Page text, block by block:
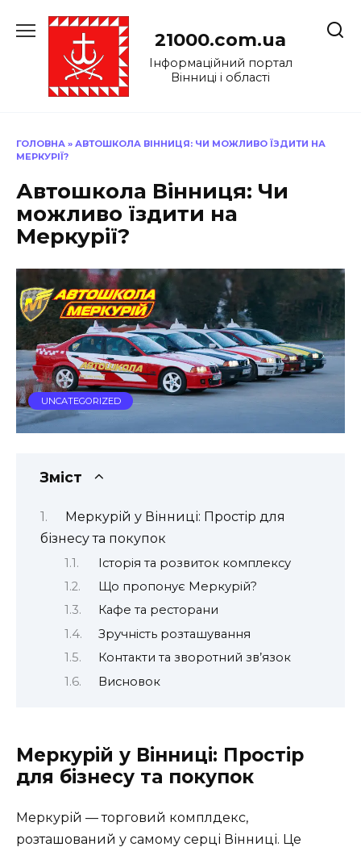
до
21000.com.ua
Інформаційний портал
Вінниці і області
ГОЛОВНА » АВТОШКОЛА ВІННИЦЯ: ЧИ МОЖЛИВО ЇЗДИТИ НА
МЕРКУРІЇ?
Автошкола Вінниця: Чи
можливо їздити на
Меркурії?
UNCATEGORIZED
Зміст
Меркурій у Вінниці: Простір для
бізнесу та покупок
Історія та розвиток комплексу
Що пропонує Меркурій?
Кафе та ресторани
Зручність розташування
Контакти та зворотний зв’язок
Висновок
Меркурій у Вінниці: Простір
для бізнесу та покупок
Меркурій — торговий комплдекс,
розташований у самому серці Вінниці. Це